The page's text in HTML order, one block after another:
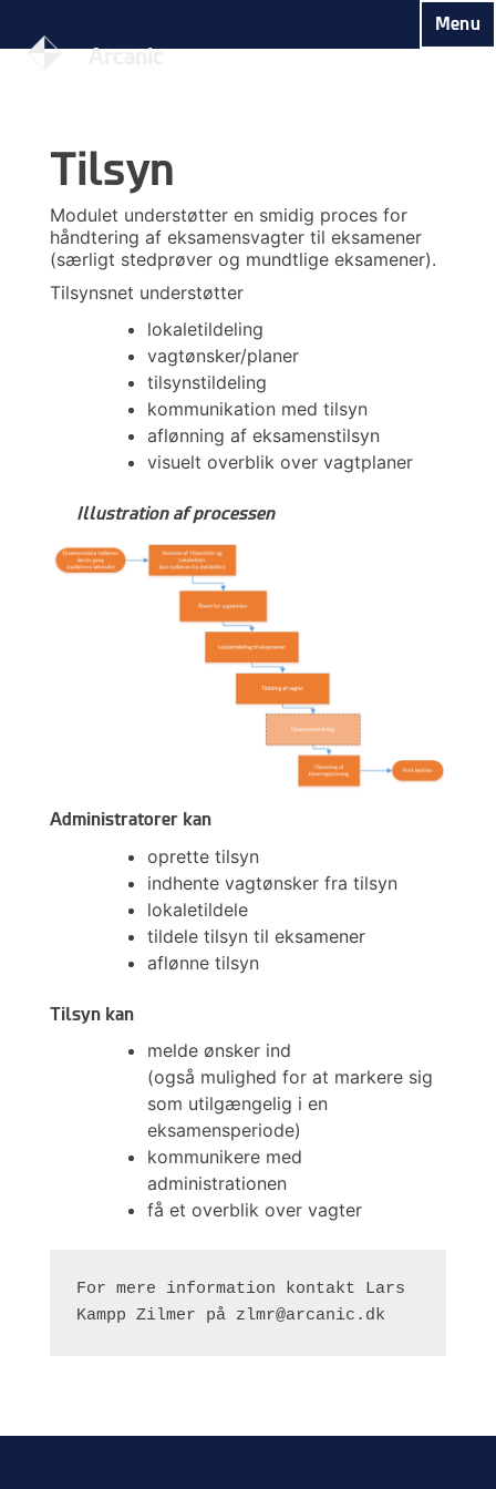
Arcanic
Menu
Tilsyn
Modulet understøtter en smidig proces for
håndtering af eksamensvagter til eksamener
(særligt stedprøver og mundtlige eksamener).
Tilsynsnet understøtter
lokaletildeling
vagtønsker/planer
tilsynstildeling
kommunikation med tilsyn
aflønning af eksamenstilsyn
visuelt overblik over vagtplaner
Illustration af processen
Administratorer kan
oprette tilsyn
indhente vagtønsker fra tilsyn
lokaletildele
tildele tilsyn til eksamener
aflønne tilsyn
Tilsyn kan
melde ønsker ind
(også mulighed for at markere sig
som utilgængelig i en
eksamensperiode)
kommunikere med
administrationen
få et overblik over vagter
For mere information kontakt Lars
Kampp Zilmer på zlmr@arcanic.dk